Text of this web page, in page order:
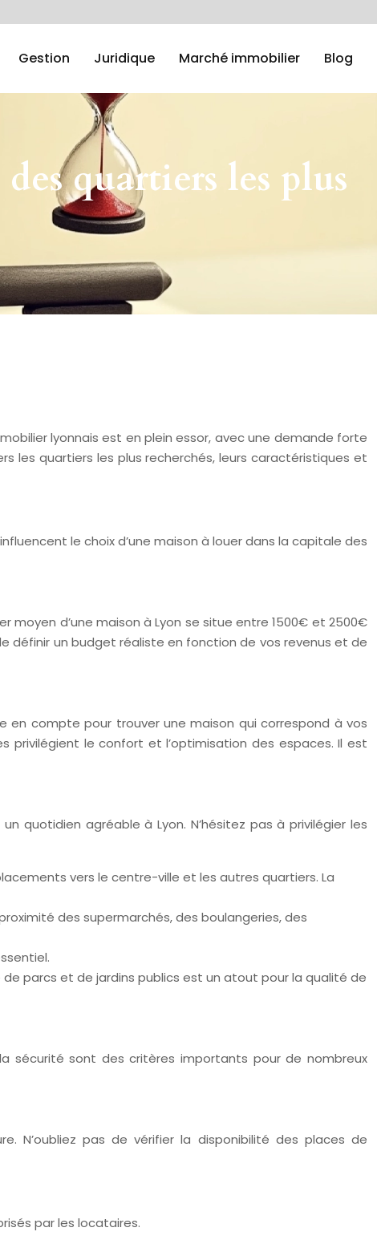
Gestion Juridique Marché immobilier Blog
quartiers les plus
lyonnais est en plein essor, avec une demande forte
les quartiers les plus recherchés, leurs caractéristiques et
le choix d’une maison à louer dans la capitale des
moyen d’une maison à Lyon se situe entre 1500€ et 2500€
définir un budget réaliste en fonction de vos revenus et de
en compte pour trouver une maison qui correspond à vos
privilégient le confort et l’optimisation des espaces. Il est
quotidien agréable à Lyon. N’hésitez pas à privilégier les
vers le centre-ville et les autres quartiers. La
des supermarchés, des boulangeries, des
parcs et de jardins publics est un atout pour la qualité de
sécurité sont des critères importants pour de nombreux
N’oubliez pas de vérifier la disponibilité des places de
par les locataires.